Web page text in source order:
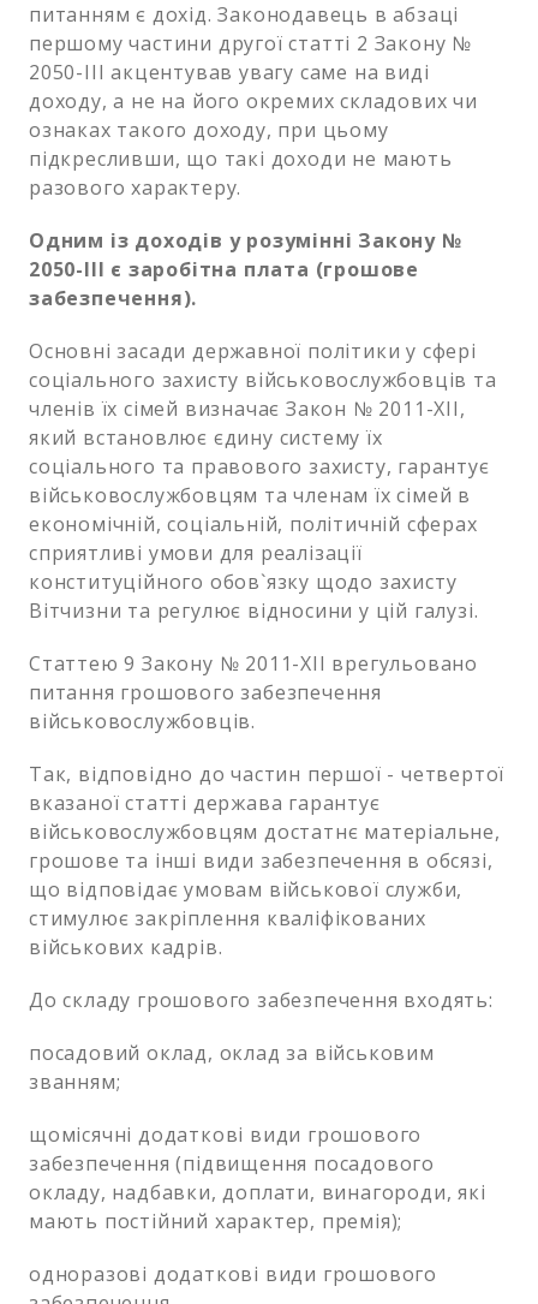
питанням є дохід. Законодавець в абзаці
першому частини другої статті 2 Закону №
2050-III акцентував увагу саме на виді
доходу, а не на його окремих складових чи
ознаках такого доходу, при цьому
підкресливши, що такі доходи не мають
разового характеру.
Одним із доходів у розумінні Закону №
2050-III є заробітна плата (грошове
забезпечення).
Основні засади державної політики у сфері
соціального захисту військовослужбовців та
членів їх сімей визначає Закон № 2011-XII,
який встановлює єдину систему їх
соціального та правового захисту, гарантує
військовослужбовцям та членам їх сімей в
економічній, соціальній, політичній сферах
сприятливі умови для реалізації
конституційного обов`язку щодо захисту
Вітчизни та регулює відносини у цій галузі.
Статтею 9 Закону № 2011-XII врегульовано
питання грошового забезпечення
військовослужбовців.
Так, відповідно до частин першої - четвертої
вказаної статті держава гарантує
військовослужбовцям достатнє матеріальне,
грошове та інші види забезпечення в обсязі,
що відповідає умовам військової служби,
стимулює закріплення кваліфікованих
військових кадрів.
До складу грошового забезпечення входять:
посадовий оклад, оклад за військовим
званням;
щомісячні додаткові види грошового
забезпечення (підвищення посадового
окладу, надбавки, доплати, винагороди, які
мають постійний характер, премія);
одноразові додаткові види грошового